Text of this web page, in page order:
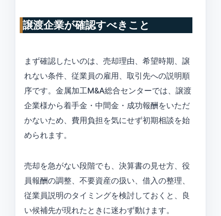
譲渡企業が確認すべきこと
まず確認したいのは、売却理由、希望時期、譲
れない条件、従業員の雇用、取引先への説明順
序です。金属加工M&A総合センターでは、譲渡
企業様から着手金・中間金・成功報酬をいただ
かないため、費用負担を気にせず初期相談を始
められます。
売却を急がない段階でも、決算書の見せ方、役
員報酬の調整、不要資産の扱い、借入の整理、
従業員説明のタイミングを検討しておくと、良
い候補先が現れたときに迷わず動けます。